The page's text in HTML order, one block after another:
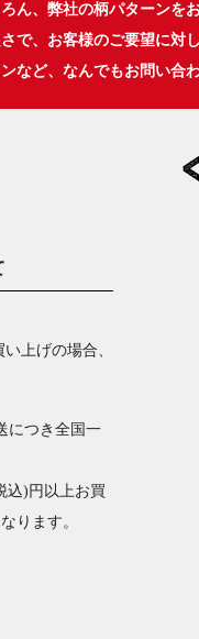
ん、弊社の柄パターンを
で、お客様のご要望に対
など、なんでもお問い合
上げの場合、
につき全国一
込)円以上お買
ります。